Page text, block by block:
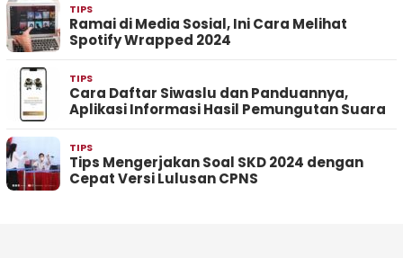
TIPS
Ramai di Media Sosial, Ini Cara Melihat
Spotify Wrapped 2024
TIPS
Cara Daftar Siwaslu dan Panduannya,
Aplikasi Informasi Hasil Pemungutan Suara
TIPS
Tips Mengerjakan Soal SKD 2024 dengan
Cepat Versi Lulusan CPNS